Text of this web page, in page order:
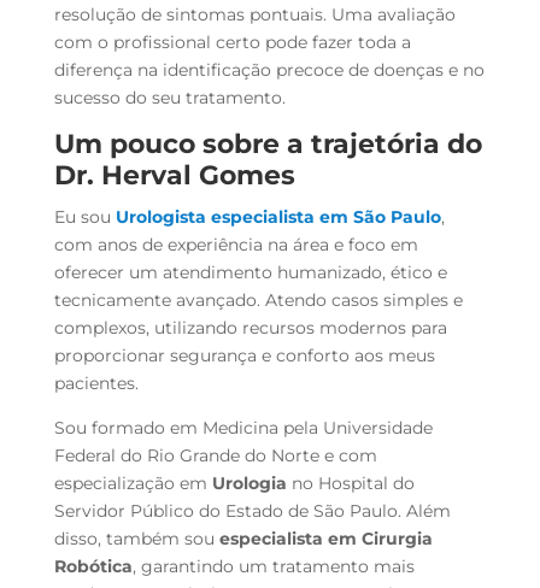
resolução de sintomas pontuais. Uma avaliação
com o profissional certo pode fazer toda a
diferença na identificação precoce de doenças e no
sucesso do seu tratamento.
Um pouco sobre a trajetória do
Dr. Herval Gomes
Eu sou Urologista especialista em São Paulo,
com anos de experiência na área e foco em
oferecer um atendimento humanizado, ético e
tecnicamente avançado. Atendo casos simples e
complexos, utilizando recursos modernos para
proporcionar segurança e conforto aos meus
pacientes.
Sou formado em Medicina pela Universidade
Federal do Rio Grande do Norte e com
especialização em Urologia no Hospital do
Servidor Público do Estado de São Paulo. Além
disso, também sou especialista em Cirurgia
Robótica, garantindo um tratamento mais